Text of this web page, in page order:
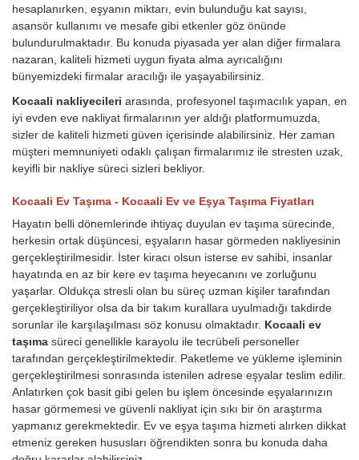
hesaplanırken, eşyanın miktarı, evin bulunduğu kat sayısı,
asansör kullanımı ve mesafe gibi etkenler göz önünde
bulundurulmaktadır. Bu konuda piyasada yer alan diğer firmalara
nazaran, kaliteli hizmeti uygun fiyata alma ayrıcalığını
bünyemizdeki firmalar aracılığı ile yaşayabilirsiniz.
Kocaali nakliyecileri arasında, profesyonel taşımacılık yapan, en
iyi evden eve nakliyat firmalarının yer aldığı platformumuzda,
sizler de kaliteli hizmeti güven içerisinde alabilirsiniz. Her zaman
müşteri memnuniyeti odaklı çalışan firmalarımız ile stresten uzak,
keyifli bir nakliye süreci sizleri bekliyor.
Kocaali Ev Taşıma - Kocaali Ev ve Eşya Taşıma Fiyatları
Hayatın belli dönemlerinde ihtiyaç duyulan ev taşıma sürecinde,
herkesin ortak düşüncesi, eşyaların hasar görmeden nakliyesinin
gerçekleştirilmesidir. İster kiracı olsun isterse ev sahibi, insanlar
hayatında en az bir kere ev taşıma heyecanını ve zorluğunu
yaşarlar. Oldukça stresli olan bu süreç uzman kişiler tarafından
gerçekleştiriliyor olsa da bir takım kurallara uyulmadığı takdirde
sorunlar ile karşılaşılması söz konusu olmaktadır. Kocaali ev
taşıma süreci genellikle karayolu ile tecrübeli personeller
tarafından gerçekleştirilmektedir. Paketleme ve yükleme işleminin
gerçekleştirilmesi sonrasında istenilen adrese eşyalar teslim edilir.
Anlatırken çok basit gibi gelen bu işlem öncesinde eşyalarınızın
hasar görmemesi ve güvenli nakliyat için sıkı bir ön araştırma
yapmanız gerekmektedir. Ev ve eşya taşıma hizmeti alırken dikkat
etmeniz gereken hususları öğrendikten sonra bu konuda daha